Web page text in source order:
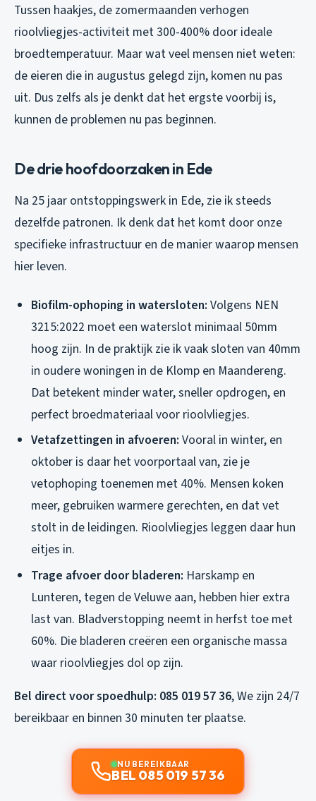
Tussen haakjes, de zomermaanden verhogen
rioolvliegjes-activiteit met 300-400% door ideale
broedtemperatuur. Maar wat veel mensen niet weten:
de eieren die in augustus gelegd zijn, komen nu pas
uit. Dus zelfs als je denkt dat het ergste voorbij is,
kunnen de problemen nu pas beginnen.
De drie hoofdoorzaken in Ede
Na 25 jaar ontstoppingswerk in Ede, zie ik steeds
dezelfde patronen. Ik denk dat het komt door onze
specifieke infrastructuur en de manier waarop mensen
hier leven.
Biofilm-ophoping in watersloten: Volgens NEN
3215:2022 moet een waterslot minimaal 50mm
hoog zijn. In de praktijk zie ik vaak sloten van 40mm
in oudere woningen in de Klomp en Maandereng.
Dat betekent minder water, sneller opdrogen, en
perfect broedmateriaal voor rioolvliegjes.
Vetafzettingen in afvoeren: Vooral in winter, en
oktober is daar het voorportaal van, zie je
vetophoping toenemen met 40%. Mensen koken
meer, gebruiken warmere gerechten, en dat vet
stolt in de leidingen. Rioolvliegjes leggen daar hun
eitjes in.
Trage afvoer door bladeren: Harskamp en
Lunteren, tegen de Veluwe aan, hebben hier extra
last van. Bladverstopping neemt in herfst toe met
60%. Die bladeren creëren een organische massa
waar rioolvliegjes dol op zijn.
Bel direct voor spoedhulp: 085 019 57 36, We zijn 24/7
bereikbaar en binnen 30 minuten ter plaatse.
NU BEREIKBAAR
BEL 085 019 57 36